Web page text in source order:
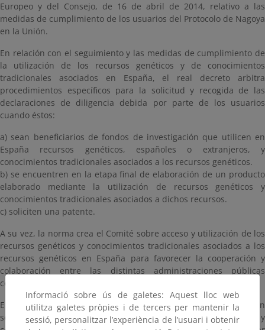
Europeo y del Consejo, de 16 de abril de 2014, relativo a las
medidas de cumplimiento de los usuarios del Protocolo de Nagoya
en la Unión.
En relación con el seguimiento y las medidas de cumplimiento de
la utilización de los recursos genéticos y de conocimientos
tradicionales asociados en España, el real decreto arbitra
procedimientos específicos para la solicitud y recogida de las
declaraciones de diligencia debida por parte de los usuarios
cuando éstos:
a) sean beneficiarios de fondos de investigación que utilicen en
España recursos genéticos, españoles o extranjeros, y
conocimientos tradicionales asociados a los recursos genéticos.
b) se encuentren en la etapa final de elaboración de un producto
elaborado mediante la utilización de recursos genéticos y
conocimientos tradicionales asociados a dichos recursos.
c) soliciten una patente.
A su vez, la norma crea el Comité sobre acceso y utilización de los
recursos genéticos y conocimientos tradicionales asociados a los
recursos genéticos en España para favorecer la cooperación y
colaboración entre las distintas administraciones públicas
competentes.
El Real Decreto crea, además, el Sistema estatal de información
sobre acceso y utilización de los recursos genéticos y
Informació sobre ús de galetes: Aquest lloc web
utilitza galetes pròpies i de tercers per mantenir la
sessió, personalitzar l’experiència de l’usuari i obtenir